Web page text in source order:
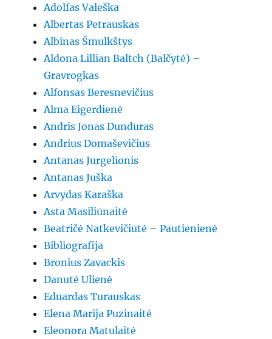
Adolfas Valeška
Albertas Petrauskas
Albinas Šmulkštys
Aldona Lillian Baltch (Balčytė) –
Gravrogkas
Alfonsas Beresnevičius
Alma Eigerdienė
Andris Jonas Dunduras
Andrius Domaševičius
Antanas Jurgelionis
Antanas Juška
Arvydas Karaška
Asta Masiliūnaitė
Beatričė Natkevičiūtė – Pautienienė
Bibliografija
Bronius Zavackis
Danutė Ulienė
Eduardas Turauskas
Elena Marija Puzinaitė
Eleonora Matulaitė